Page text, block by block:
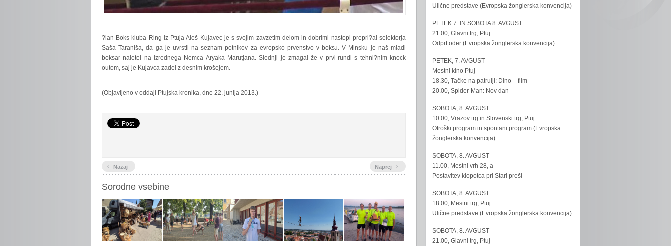
?lan Boks kluba Ring iz Ptuja Aleš Kujavec je s svojim zavzetim delom in dobrimi nastopi prepri?al selektorja
Saša Taraniša, da ga je uvrstil na seznam potnikov za evropsko prvenstvo v boksu. V Minsku je naš mladi
boksar naletel na izrednega Nemca Aryaka Marutjana. Slednji je zmagal že v prvi rundi s tehni?nim knock
outom, saj je Kujavca zadel z desnim krošejem.
(Objavljeno v oddaji Ptujska kronika, dne 22. junija 2013.)
‹ Nazaj Naprej ›
Sorodne vsebine
Ulične predstave (Evropska žonglerska konvencija)
PETEK 7. IN SOBOTA 8. AVGUST
21.00, Glavni trg, Ptuj
Odprt oder (Evropska žonglerska konvencija)
PETEK, 7. AVGUST
Mestni kino Ptuj
18.30, Tačke na patrulji: Dino – film
20.00, Spider-Man: Nov dan
SOBOTA, 8. AVGUST
10.00, Vrazov trg in Slovenski trg, Ptuj
Otroški program in spontani program (Evropska
žonglerska konvencija)
SOBOTA, 8. AVGUST
11.00, Mestni vrh 28, a
Postavitev klopotca pri Stari preši
SOBOTA, 8. AVGUST
18.00, Mestni trg, Ptuj
Ulične predstave (Evropska žonglerska konvencija)
SOBOTA, 8. AVGUST
21.00, Glavni trg, Ptuj